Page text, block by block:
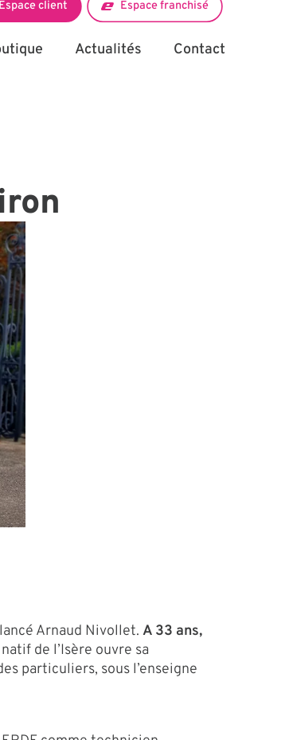
Actualités Contact
Espace client Espace franchisé
Arnaud Nivollet. A 33 ans,
de l’Isère ouvre sa
particuliers, sous l’enseigne